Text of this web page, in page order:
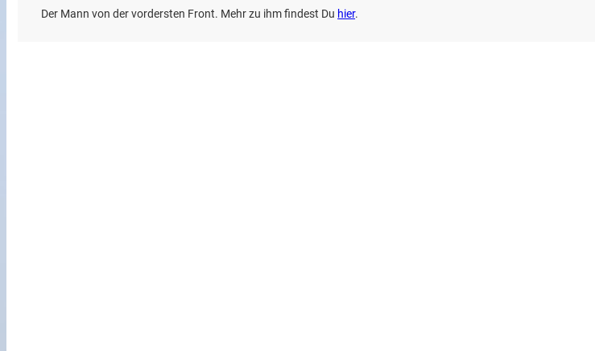
Der Mann von der vordersten Front. Mehr zu ihm findest Du hier.